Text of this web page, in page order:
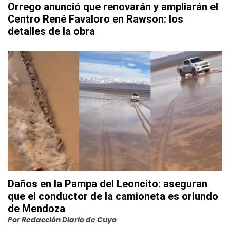
Orrego anunció que renovarán y ampliarán el
Centro René Favaloro en Rawson: los
detalles de la obra
Daños en la Pampa del Leoncito: aseguran
que el conductor de la camioneta es oriundo
de Mendoza
PorRedacción Diario de Cuyo